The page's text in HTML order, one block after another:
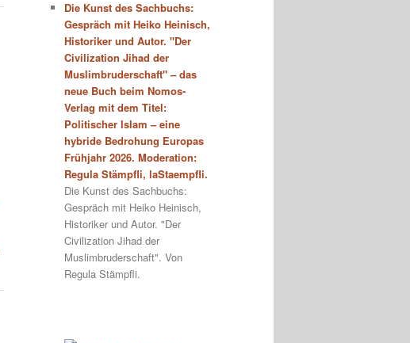
Die Kunst des Sachbuchs:
Gespräch mit Heiko Heinisch,
Historiker und Autor. "Der
Civilization Jihad der
Muslimbruderschaft" – das
neue Buch beim Nomos-
Verlag mit dem Titel:
Politischer Islam – eine
hybride Bedrohung Europas
Frühjahr 2026. Moderation:
Regula Stämpfli, laStaempfli.
Die Kunst des Sachbuchs:
Gespräch mit Heiko Heinisch,
Historiker und Autor. "Der
Civilization Jihad der
Muslimbruderschaft". Von
Regula Stämpfli.